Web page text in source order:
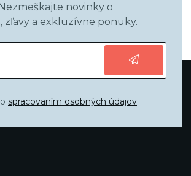
novinky o
a exkluzívne ponuky.
spracovaním osobných údajov